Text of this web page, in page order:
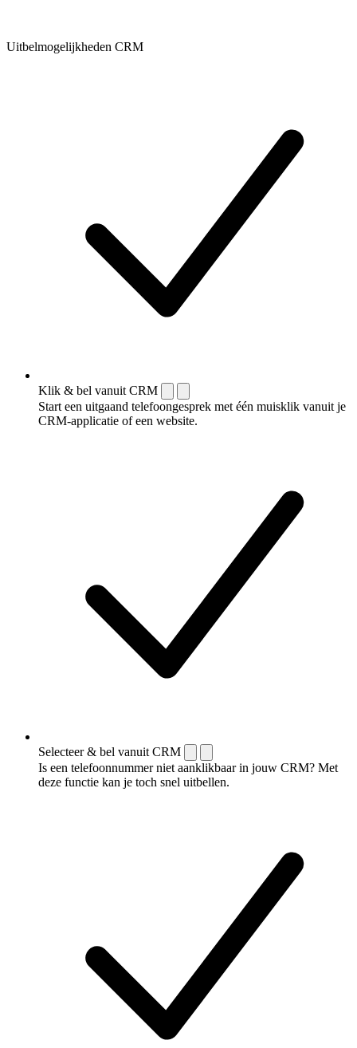
Uitbelmogelijkheden CRM
Klik & bel vanuit CRM
Start een uitgaand telefoongesprek met één muisklik vanuit je
CRM-applicatie of een website.
Selecteer & bel vanuit CRM
Is een telefoonnummer niet aanklikbaar in jouw CRM? Met
deze functie kan je toch snel uitbellen.